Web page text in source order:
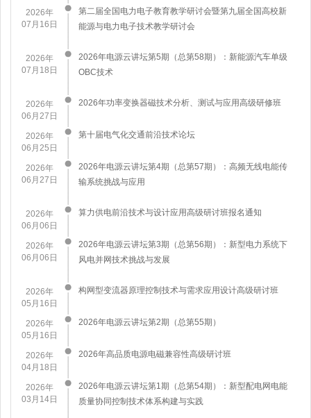
2026年
07月16日
第二届全国电力电子教育教学研讨会暨第九届全国高校新
能源与电力电子技术教学研讨会
2026年
07月18日
2026年电源云讲坛第5期（总第58期）：新能源汽车单级
OBC技术
2026年
06月27日
2026年功率变换器磁技术分析、测试与应用高级研修班
2026年
06月25日
第十届电气化交通前沿技术论坛
2026年
06月27日
2026年电源云讲坛第4期（总第57期）：高频无线电能传
输系统挑战与应用
2026年
06月06日
算力供电前沿技术与设计应用高级研讨班报名通知
2026年
06月06日
2026年电源云讲坛第3期（总第56期）：新型电力系统下
风电并网技术挑战与发展
2026年
05月16日
构网型变流器原理控制技术与需求应用设计高级研讨班
2026年
05月16日
2026年电源云讲坛第2期（总第55期）
2026年
04月18日
2026年高品质电源电磁兼容性高级研讨班
2026年
03月14日
2026年电源云讲坛第1期（总第54期）：新型配电网电能
质量协同控制技术体系构建与实践